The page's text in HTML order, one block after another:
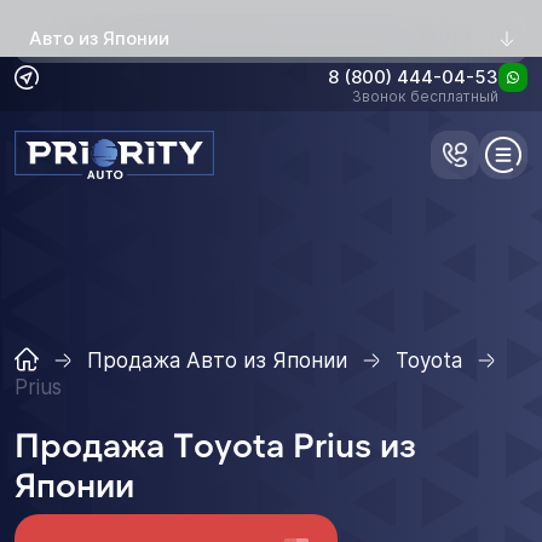
Авто из Японии
8 (800) 444-04-53
Звонок бесплатный
Продажа Авто из Японии
Toyota
Prius
Продажа Toyota Prius из
Японии